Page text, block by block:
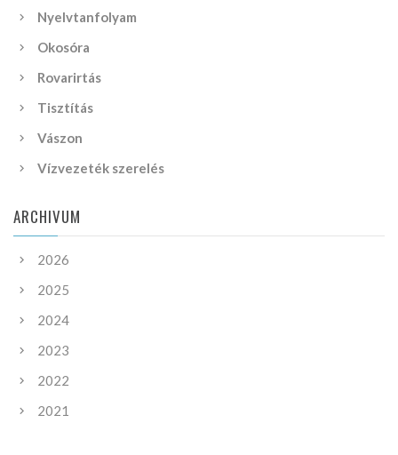
Nyelvtanfolyam
Okosóra
Rovarirtás
Tisztítás
Vászon
Vízvezeték szerelés
ARCHIVUM
2026
2025
2024
2023
2022
2021